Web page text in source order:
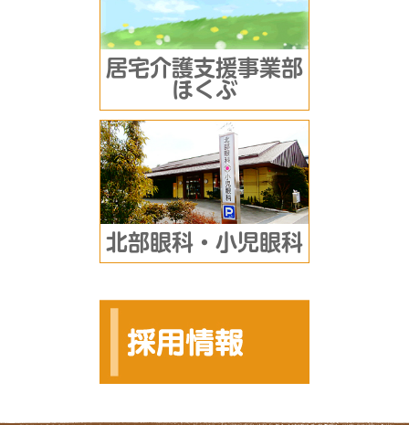
居宅介護支援事業部
ほくぶ
北部眼科・小児眼科